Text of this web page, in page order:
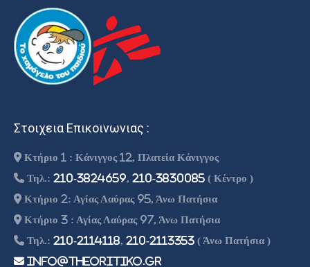
Στοιχεια Επικοινωνιας :
Κτήριο 1 : Κάνιγγος 12, Πλατεία Κάνιγγος
Τηλ.: 210-3824659 210-3830085 ( Κέντρο )
Κτήριο 2: Αγίας Λαύρας 95, Άνω Πατήσια
Κτήριο 3 : Αγίας Λαύρας 97, Άνω Πατήσια
Τηλ.: 210-2114118 210-2113353 ( Άνω Πατήσια )
info@theoritiko.gr